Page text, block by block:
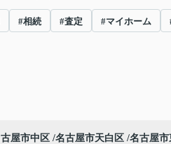
#相続 #査定 #マイホーム
屋市中区 名古屋市天白区 名古屋市